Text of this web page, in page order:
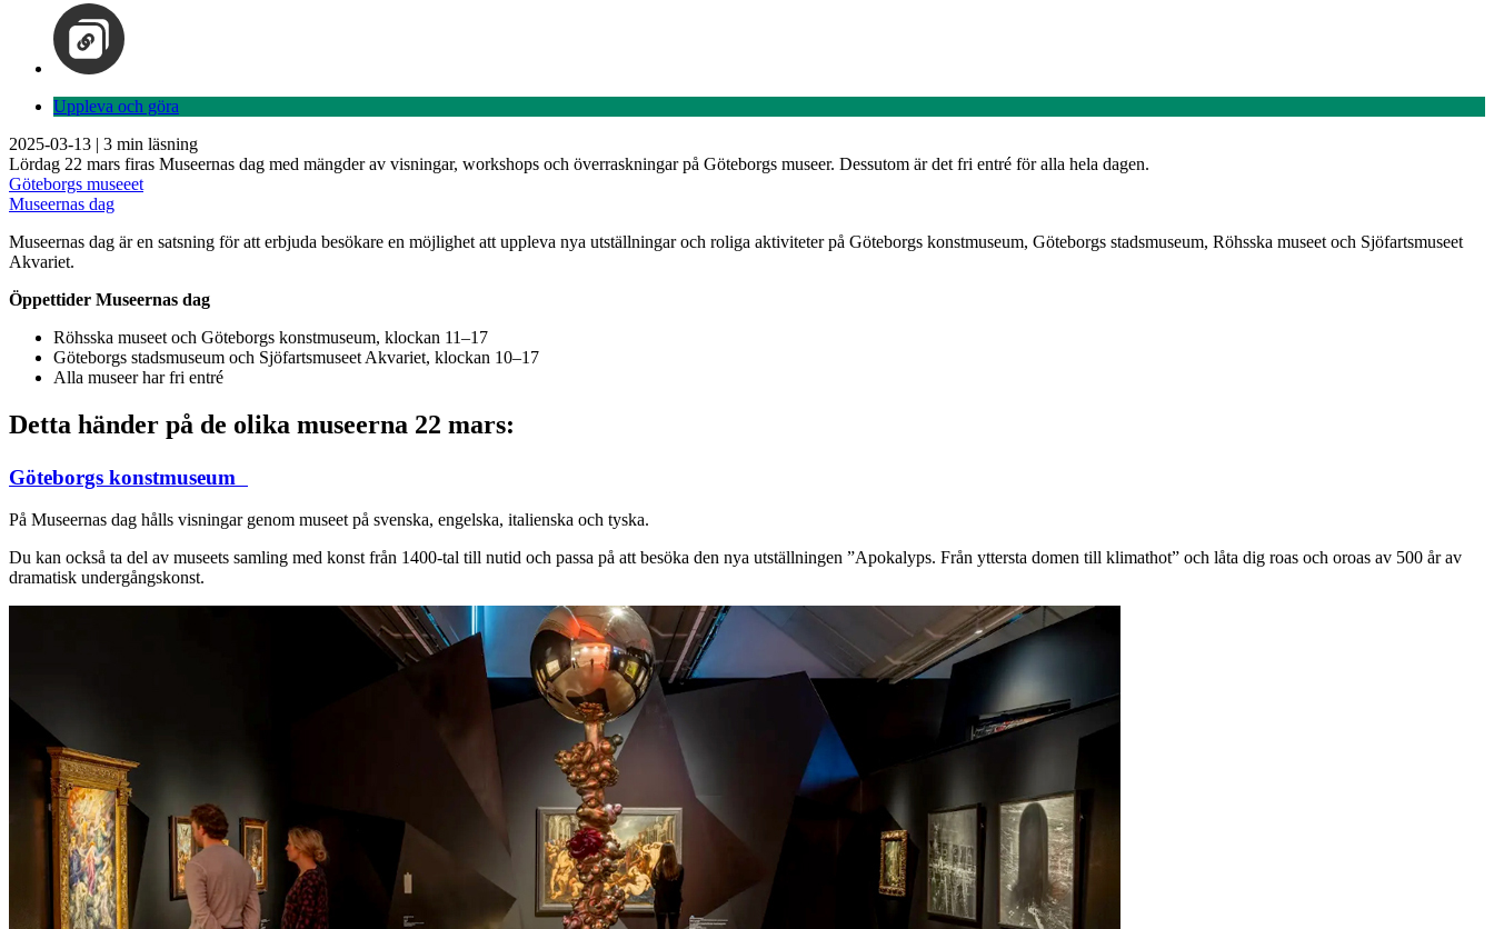
Uppleva och göra
2025-03-13 | 3 min läsning
Lördag 22 mars firas Museernas dag med mängder av visningar, workshops och överraskningar på Göteborgs museer. Dessutom är det fri entré för alla hela dagen.
Göteborgs museeet
Museernas dag
Museernas dag är en satsning för att erbjuda besökare en möjlighet att uppleva nya utställningar och roliga aktiviteter på Göteborgs konstmuseum, Göteborgs stadsmuseum, Röhsska museet och Sjöfartsmuseet
Akvariet.
Öppettider Museernas dag
Röhsska museet och Göteborgs konstmuseum, klockan 11–17
Göteborgs stadsmuseum och Sjöfartsmuseet Akvariet, klockan 10–17
Alla museer har fri entré
Detta händer på de olika museerna 22 mars:
Göteborgs konstmuseum
På Museernas dag hålls visningar genom museet på svenska, engelska, italienska och tyska.
Du kan också ta del av museets samling med konst från 1400-tal till nutid och passa på att besöka den nya utställningen ”Apokalyps. Från yttersta domen till klimathot” och låta dig roas och oroas av 500 år av
dramatisk undergångskonst.